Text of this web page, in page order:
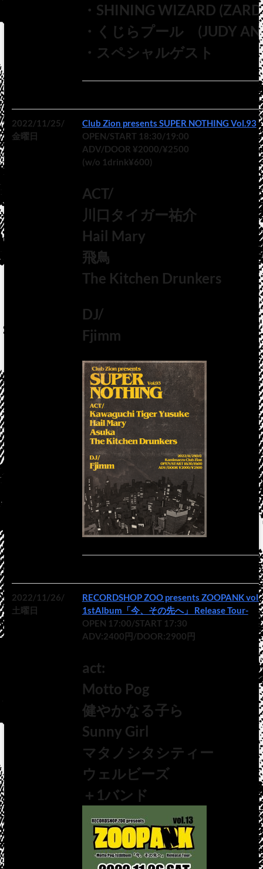
・SHINING WIZARD
・くじらプール (JUDY
・スペシャルゲスト
2022/11/25/
金曜日
Club Zion presents SUPER NOTHING Vol.93
OPEN/START 18:30/19:00
ADV/DOOR ¥2000/¥2500
(w/o 1drink¥600)
ACT/
川口タイガー祐介
Hail Mary
飛鳥
The Kitchen Drunkers
DJ/
Fjimm
2022/11/26/
土曜日
RECORDSHOP ZOO presents ZOOPANK
1stAlbum「今、その先へ」 Release Tour-
OPEN 17:00/START 17:30
ADV:2400円/DOOR:2900円
act:
Motto Pog
健やかなる子ら
Sunny Girl
マタノシタシティー
ウェルビーズ
＋1バンド